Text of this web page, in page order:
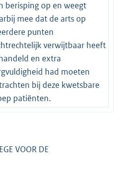
berisping op en weegt
mee dat de arts op
punten
verwijtbaar heeft
en extra
had moeten
bij deze kwetsbare
patiënten.
VOOR DE